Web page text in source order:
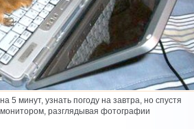
5 минут, узнать погоду на завтра, но спустя
разглядывая фотографии